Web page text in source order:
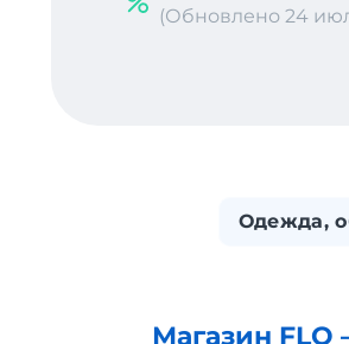
(Обновлено 24
Одежда,
Магазин FLO